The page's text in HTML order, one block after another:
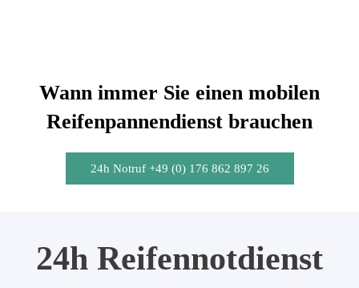
Wann immer Sie einen mobilen
Reifenpannendienst brauchen
24h Notruf +49 (0) 176 862 897 26
24h Reifennotdienst